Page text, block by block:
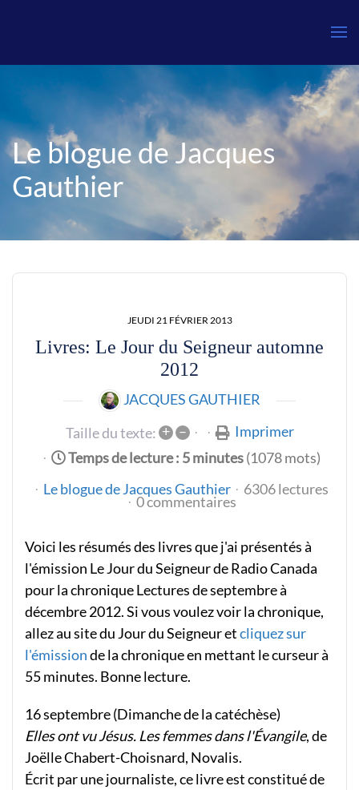
Le blogue de Jacques
Gauthier
JEUDI 21 FÉVRIER 2013
Livres: Le Jour du Seigneur automne
2012
JACQUES GAUTHIER
Taille du texte: + –
Imprimer
Temps de lecture : 5 minutes(1078 mots)
Le blogue de Jacques Gauthier
6306 lectures
0 commentaires
Voici les résumés des livres que j'ai présentés à
l'émission Le Jour du Seigneur de Radio Canada
pour la chronique Lectures de septembre à
décembre 2012. Si vous voulez voir la chronique,
allez au site du Jour du Seigneur etcliquez sur
l'émissionde la chronique en mettant le curseur à
55 minutes. Bonne lecture.
16 septembre (Dimanche de la catéchèse)
Elles ont vu Jésus. Les femmes dans l'Évangile, de
Joëlle Chabert-Choisnard, Novalis.
Écrit par une journaliste, ce livre est constitué de